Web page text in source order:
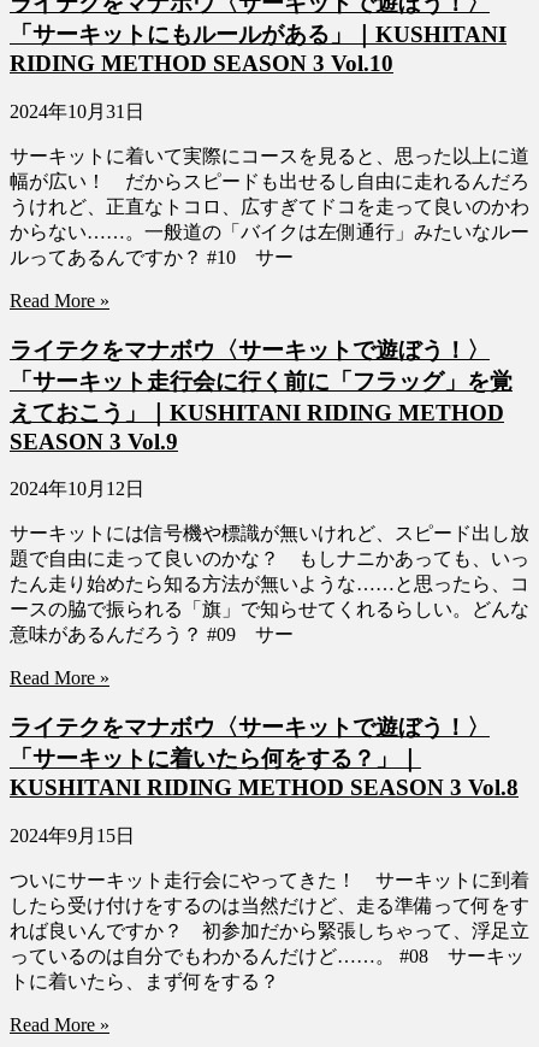
「サーキットにもルールがある」｜KUSHITANI
RIDING METHOD SEASON 3 Vol.10
2024年10月31日
サーキットに着いて実際にコースを見ると、思った以上に道
幅が広い！ だからスピードも出せるし自由に走れるんだろ
うけれど、正直なトコロ、広すぎてドコを走って良いのかわ
からない……。一般道の「バイクは左側通行」みたいなルー
ルってあるんですか？ #10 サー
Read More »
ライテクをマナボウ〈サーキットで遊ぼう！〉
「サーキット走行会に行く前に「フラッグ」を覚
えておこう」｜KUSHITANI RIDING METHOD
SEASON 3 Vol.9
2024年10月12日
サーキットには信号機や標識が無いけれど、スピード出し放
題で自由に走って良いのかな？ もしナニかあっても、いっ
たん走り始めたら知る方法が無いような……と思ったら、コ
ースの脇で振られる「旗」で知らせてくれるらしい。どんな
意味があるんだろう？ #09 サー
Read More »
ライテクをマナボウ〈サーキットで遊ぼう！〉
「サーキットに着いたら何をする？」｜
KUSHITANI RIDING METHOD SEASON 3 Vol.8
2024年9月15日
ついにサーキット走行会にやってきた！ サーキットに到着
したら受け付けをするのは当然だけど、走る準備って何をす
れば良いんですか？ 初参加だから緊張しちゃって、浮足立
っているのは自分でもわかるんだけど……。 #08 サーキッ
トに着いたら、まず何をする？
Read More »